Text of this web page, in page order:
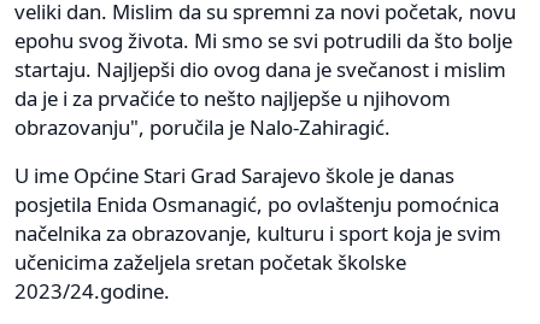
veliki dan. Mislim da su spremni za novi početak, novu
epohu svog života. Mi smo se svi potrudili da što bolje
startaju. Najljepši dio ovog dana je svečanost i mislim
da je i za prvačiće to nešto najljepše u njihovom
obrazovanju", poručila je Nalo-Zahiragić.
U ime Općine Stari Grad Sarajevo škole je danas
posjetila Enida Osmanagić, po ovlaštenju pomoćnica
načelnika za obrazovanje, kulturu i sport koja je svim
učenicima zaželjela sretan početak školske
2023/24.godine.